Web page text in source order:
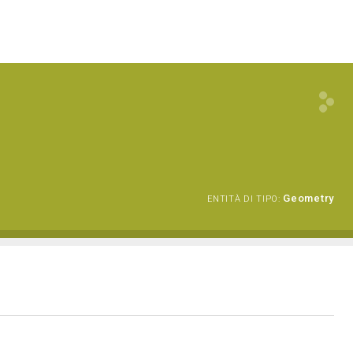
ENTITÀ DI TIPO: Geometry